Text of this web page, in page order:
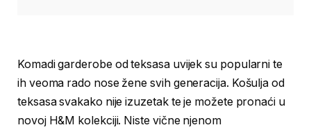
Komadi garderobe od teksasa uvijek su popularni te
ih veoma rado nose žene svih generacija. Košulja od
teksasa svakako nije izuzetak te je možete pronaći u
novoj H&M kolekciji. Niste vične njenom